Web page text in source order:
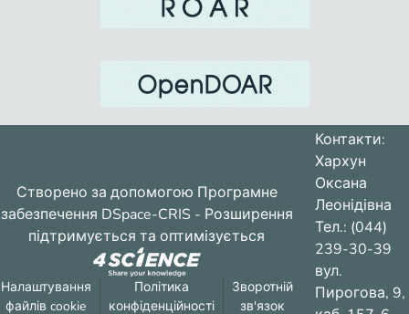
Створено за допомогою Програмне
забезпечення DSpace-CRIS - Розширення
підтримується та оптимізується
Налаштування
файлів cookie
Політика
конфіденційності
Зворотній
зв'язок
Контакти:
Хархун
Оксана
Леонідівна
Тел.: (044)
239-30-39
вул.
Пирогова, 9,